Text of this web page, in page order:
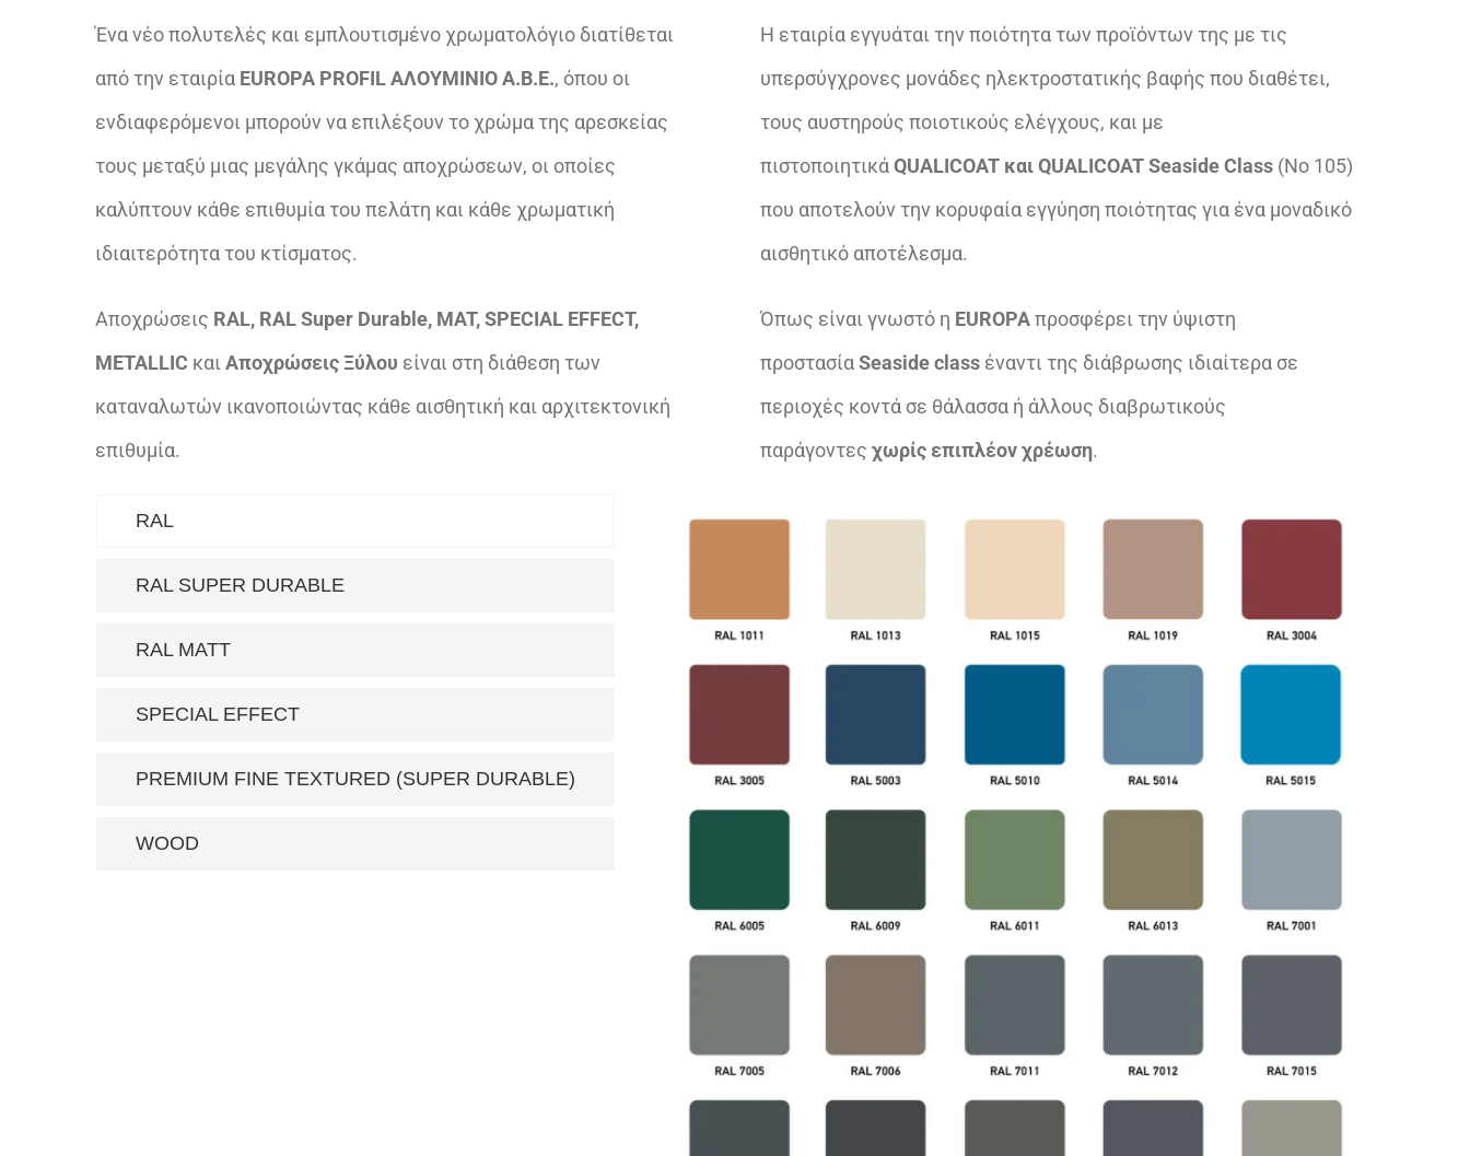
Ένα νέο πολυτελές και εμπλουτισμένο χρωματολόγιο διατίθεται
από την εταιρία EUROPA PROFIL ΑΛΟΥΜΙΝΙΟ Α.Β.Ε., όπου οι
ενδιαφερόμενοι μπορούν να επιλέξουν το χρώμα της αρεσκείας
τους μεταξύ μιας μεγάλης γκάμας αποχρώσεων, οι οποίες
καλύπτουν κάθε επιθυμία του πελάτη και κάθε χρωματική
ιδιαιτερότητα του κτίσματος.
Αποχρώσεις RAL, RAL Super Durable, MAT, SPECIAL EFFECT,
METALLIC και Αποχρώσεις Ξύλου είναι στη διάθεση των
καταναλωτών ικανοποιώντας κάθε αισθητική και αρχιτεκτονική
επιθυμία.
Η εταιρία εγγυάται την ποιότητα των προϊόντων της με τις
υπερσύγχρονες μονάδες ηλεκτροστατικής βαφής που διαθέτει,
τους αυστηρούς ποιοτικούς ελέγχους, και με
πιστοποιητικάQUALICOAT και QUALICOAT Seaside Class (Νο 105)
που αποτελούν την κορυφαία εγγύηση ποιότητας για ένα μοναδικό
αισθητικό αποτέλεσμα.
Όπως είναι γνωστό η EUROPAπροσφέρει την ύψιστη
προστασίαSeaside class έναντι της διάβρωσης ιδιαίτερα σε
περιοχές κοντά σε θάλασσα ή άλλους διαβρωτικούς
παράγοντες χωρίς επιπλέον χρέωση.
RAL
RAL SUPER DURABLE
RAL MATΤ
SPECIAL EFFECT
PREMIUM FINE TEXTURED (SUPER DURABLE)
WOOD